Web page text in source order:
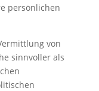
persönlichen
von
sinnvoller als